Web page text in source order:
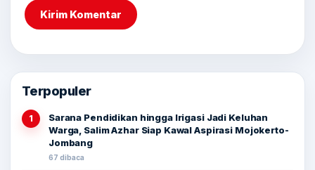
Terpopuler
1
Sarana Pendidikan hingga Irigasi Jadi Keluhan
Warga, Salim Azhar Siap Kawal Aspirasi Mojokerto-
Jombang
67 dibaca